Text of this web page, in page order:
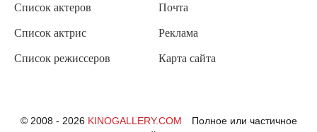
Список актеров
Список актрис
Список режиссеров
Почта
Реклама
Карта сайта
© 2008 - 2026 KINOGALLERY.COM
Полное или частичное